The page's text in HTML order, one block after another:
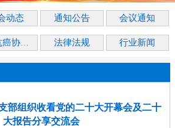
动态 通知公告 会议通知
市级抗癌协会动态 法律法规 行业新闻
部组织收看党的二十大开幕会及二十
大报告分享交流会